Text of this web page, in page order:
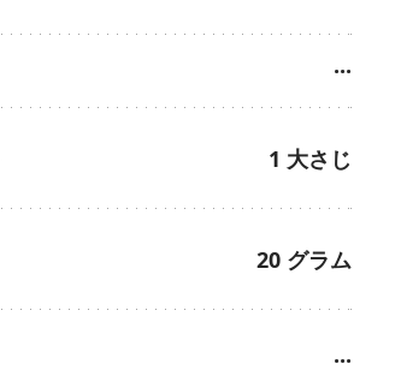
···
1 大さじ
20 グラム
···